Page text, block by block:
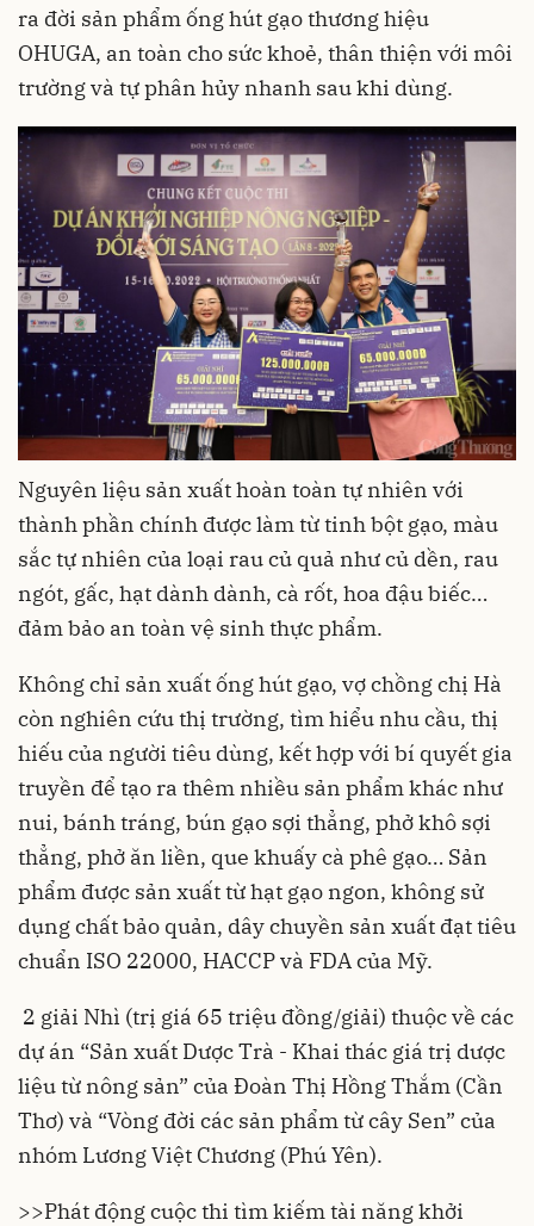
ra đời sản phẩm ống hút gạo thương hiệu
OHUGA, an toàn cho sức khoẻ, thân thiện với môi
trường và tự phân hủy nhanh sau khi dùng.
Nguyên liệu sản xuất hoàn toàn tự nhiên với
thành phần chính được làm từ tinh bột gạo, màu
sắc tự nhiên của loại rau củ quả như củ dền, rau
ngót, gấc, hạt dành dành, cà rốt, hoa đậu biếc…
đảm bảo an toàn vệ sinh thực phẩm.
Không chỉ sản xuất ống hút gạo, vợ chồng chị Hà
còn nghiên cứu thị trường, tìm hiểu nhu cầu, thị
hiếu của người tiêu dùng, kết hợp với bí quyết gia
truyền để tạo ra thêm nhiều sản phẩm khác như
nui, bánh tráng, bún gạo sợi thẳng, phở khô sợi
thẳng, phở ăn liền, que khuấy cà phê gạo… Sản
phẩm được sản xuất từ hạt gạo ngon, không sử
dụng chất bảo quản, dây chuyền sản xuất đạt tiêu
chuẩn ISO 22000, HACCP và FDA của Mỹ.
2 giải Nhì (trị giá 65 triệu đồng/giải) thuộc về các
dự án “Sản xuất Dược Trà - Khai thác giá trị dược
liệu từ nông sản” của Đoàn Thị Hồng Thắm (Cần
Thơ) và “Vòng đời các sản phẩm từ cây Sen” của
nhóm Lương Việt Chương (Phú Yên).
>>Phát động cuộc thi tìm kiếm tài năng khởi